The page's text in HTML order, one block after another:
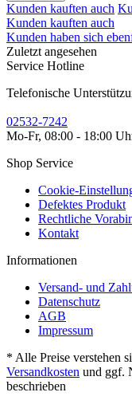
Kunden kauften auch
Kunden kauften auch
Kunden haben sich
Zuletzt angesehen
Service Hotline
Telefonische
02532-7242
Mo-Fr, 08:00 - 18:00
Shop Service
Cookie-
Defektes Produkt
Rechtliche
Kontakt
Informationen
Versand- und
Datenschutz
AGB
Impressum
* Alle Preise verstehen
Versandkosten und ggf.
beschrieben